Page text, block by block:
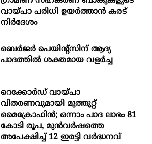
വായ്പാ പരിധി ഉയർത്താൻ കരട്
നിർദേശം
ബെർജർ പെയിന്റ്സിന് ആദ്യ
പാദത്തിൽ ശക്തമായ വളർച്ച
റെക്കോർഡ് വായ്പാ
വിതരണവുമായി മുത്തൂറ്റ്
മൈക്രോഫിൻ; ഒന്നാം പാദ ലാഭം 81
കോടി രൂപ, മുൻവർഷത്തെ
അപേക്ഷിച്ച് 12 ഇരട്ടി വർദ്ധനവ്